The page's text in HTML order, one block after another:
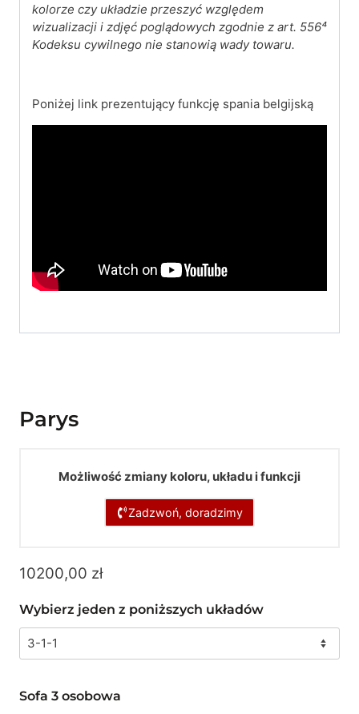
kolorze czy układzie przeszyć względem
wizualizacji i zdjęć poglądowych zgodnie z art. 556⁴
Kodeksu cywilnego nie stanowią wady towaru.
Poniżej link prezentujący funkcję spania belgijską
Parys
Możliwość zmiany koloru, układu i funkcji
Zadzwoń, doradzimy
10200,00 zł
Wybierz jeden z poniższych układów
Sofa 3 osobowa